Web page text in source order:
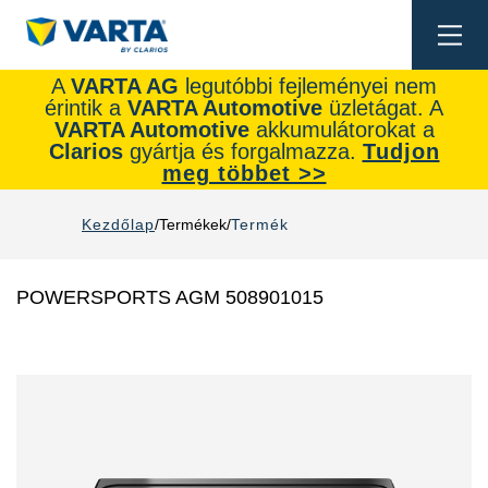
A VARTA AG legutóbbi fejleményei nem
érintik a VARTA Automotive üzletágat. A
VARTA Automotive akkumulátorokat a
Clariosgyártja és forgalmazza. Tudjon
meg többet >>
Kezdőlap Termékek Termék
POWERSPORTS AGM 508901015